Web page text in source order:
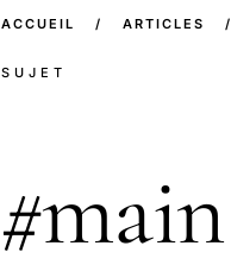
ACCUEIL / ARTICLES /
SUJET
#main